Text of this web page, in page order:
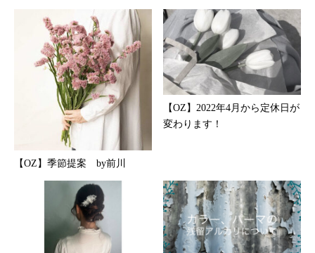
【OZ】季節提案 by前川
【OZ】2022年4月から定休日が
変わります！